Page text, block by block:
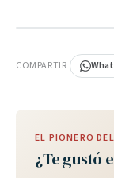
COMPARTIR
EL PIONERO
¿Te gustó